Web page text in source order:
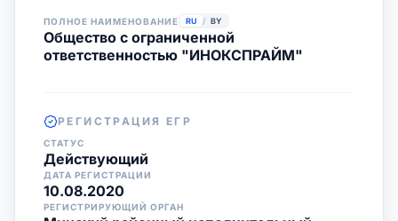
ПОЛНОЕ НАИМЕНОВАНИЕ RU / BY
Общество с ограниченной
ответственностью "ИНОКСПРАЙМ"
РЕГИСТРАЦИЯ ЕГР
СТАТУС
Действующий
ДАТА РЕГИСТРАЦИИ
10.08.2020
РЕГИСТРИРУЮЩИЙ ОРГАН